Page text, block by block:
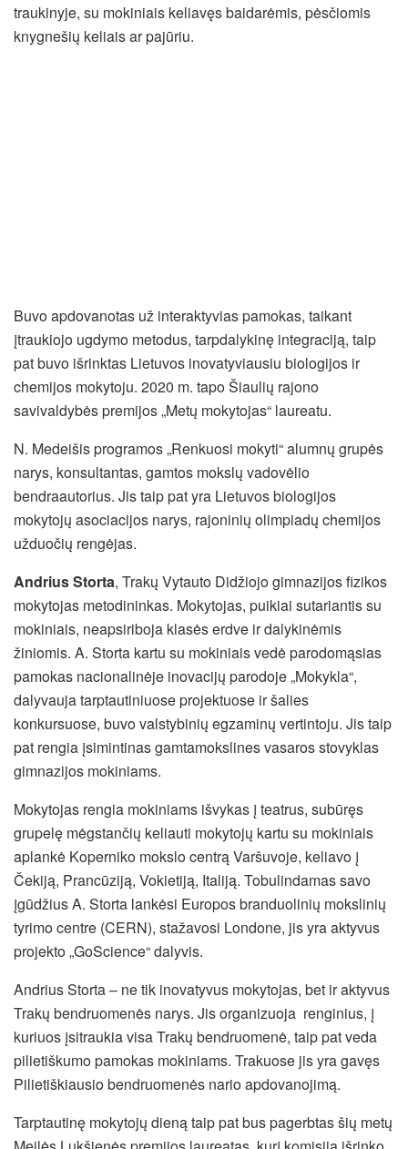
traukinyje, su mokiniais keliavęs baidarėmis, pėsčiomis
knygnešių keliais ar pajūriu.
Buvo apdovanotas už interaktyvias pamokas, taikant
įtraukiojo ugdymo metodus, tarpdalykinę integraciją, taip
pat buvo išrinktas Lietuvos inovatyviausiu biologijos ir
chemijos mokytoju. 2020 m. tapo Šiaulių rajono
savivaldybės premijos „Metų mokytojas“ laureatu.
N. Medeišis programos „Renkuosi mokyti“ alumnų grupės
narys, konsultantas, gamtos mokslų vadovėlio
bendraautorius. Jis taip pat yra Lietuvos biologijos
mokytojų asociacijos narys, rajoninių olimpiadų chemijos
užduočių rengėjas.
Andrius Storta, Trakų Vytauto Didžiojo gimnazijos fizikos
mokytojas metodininkas. Mokytojas, puikiai sutariantis su
mokiniais, neapsiriboja klasės erdve ir dalykinėmis
žiniomis. A. Storta kartu su mokiniais vedė parodomąsias
pamokas nacionalinėje inovacijų parodoje „Mokykla“,
dalyvauja tarptautiniuose projektuose ir šalies
konkursuose, buvo valstybinių egzaminų vertintoju. Jis taip
pat rengia įsimintinas gamtamokslines vasaros stovyklas
gimnazijos mokiniams.
Mokytojas rengia mokiniams išvykas į teatrus, subūręs
grupelę mėgstančių keliauti mokytojų kartu su mokiniais
aplankė Koperniko mokslo centrą Varšuvoje, keliavo į
Čekiją, Prancūziją, Vokietiją, Italiją. Tobulindamas savo
įgūdžius A. Storta lankėsi Europos branduolinių mokslinių
tyrimo centre (CERN), stažavosi Londone, jis yra aktyvus
projekto „GoScience“ dalyvis.
Andrius Storta – ne tik inovatyvus mokytojas, bet ir aktyvus
Trakų bendruomenės narys. Jis organizuoja renginius, į
kuriuos įsitraukia visa Trakų bendruomenė, taip pat veda
pilietiškumo pamokas mokiniams. Trakuose jis yra gavęs
Pilietiškiausio bendruomenės nario apdovanojimą.
Tarptautinę mokytojų dieną taip pat bus pagerbtas šių metų